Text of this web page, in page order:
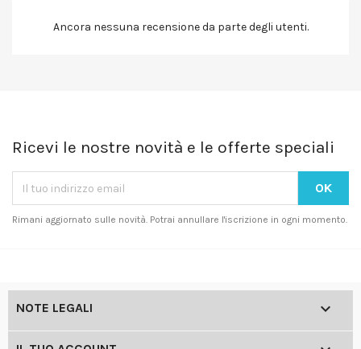
Ancora nessuna recensione da parte degli utenti.
Ricevi le nostre novità e le offerte speciali
Rimani aggiornato sulle novità. Potrai annullare l'iscrizione in ogni momento.
NOTE LEGALI 